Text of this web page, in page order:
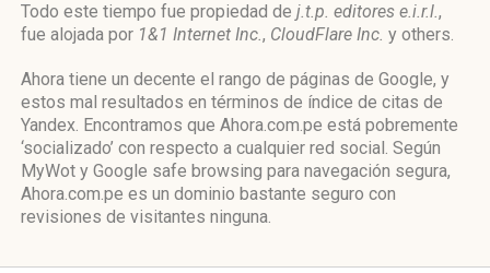
Todo este tiempo fue propiedad de j.t.p. editores e.i.r.l.,
fue alojada por 1&1 Internet Inc., CloudFlare Inc. y others.
Ahora tiene un decente el rango de páginas de Google, y
estos mal resultados en términos de índice de citas de
Yandex. Encontramos que Ahora.com.pe está pobremente
‘socializado’ con respecto a cualquier red social. Según
MyWot y Google safe browsing para navegación segura,
Ahora.com.pe es un dominio bastante seguro con
revisiones de visitantes ninguna.